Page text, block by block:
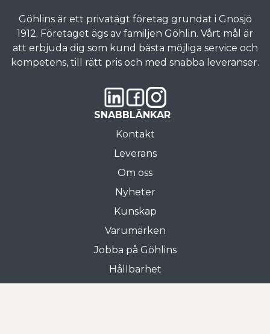
Göhlins är ett privatägt företag grundat i Gnosjö
1912. Företaget ägs av familjen Göhlin. Vårt mål är
att erbjuda dig som kund bästa möjliga service och
kompetens, till rätt pris och med snabba leveranser.
SNABBLÄNKAR
Kontakt
Leverans
Om oss
Nyheter
Kunskap
Varumärken
Jobba på Göhlins
Hållbarhet